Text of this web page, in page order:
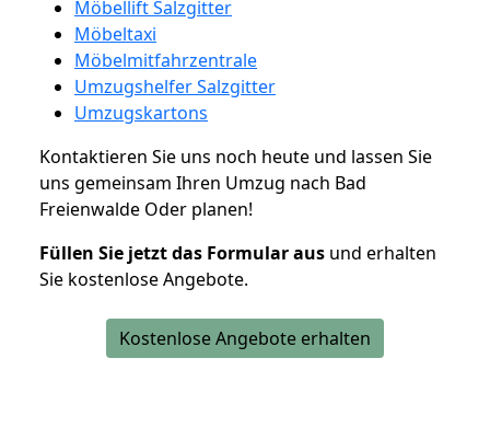
Möbellift Salzgitter
Möbeltaxi
Möbelmitfahrzentrale
Umzugshelfer Salzgitter
Umzugskartons
Kontaktieren Sie uns noch heute und lassen Sie
uns gemeinsam Ihren Umzug nach Bad
Freienwalde Oder planen!
Füllen Sie jetzt das Formular aus und erhalten
Sie kostenlose Angebote.
Kostenlose Angebote erhalten